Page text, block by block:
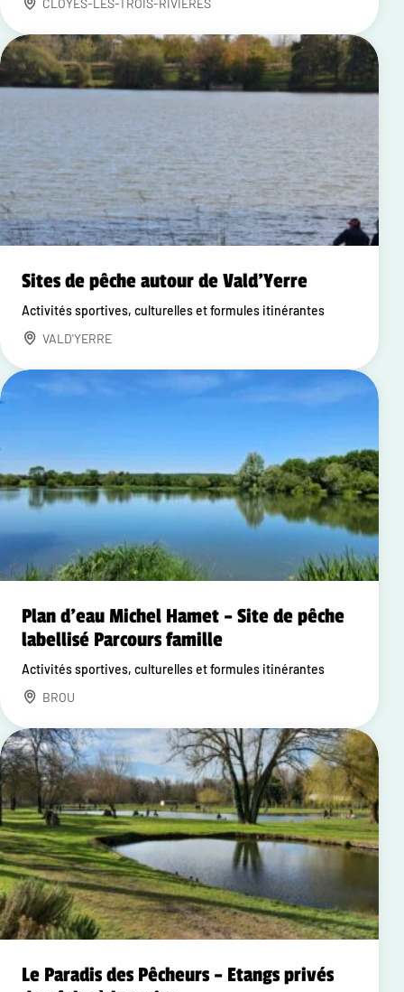
Sites de pêche autour de Vald'Yerre
Activités sportives, culturelles et formules itinérantes
VALD'YERRE
Plan d'eau Michel Hamet – Site de pêche
labellisé Parcours famille
Activités sportives, culturelles et formules itinérantes
BROU
Le Paradis des Pêcheurs – Etangs privés